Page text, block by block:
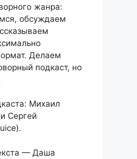
жанра:
обсуждаем
Делаем
подкаст, но
Михаил
Сергей
— Даша